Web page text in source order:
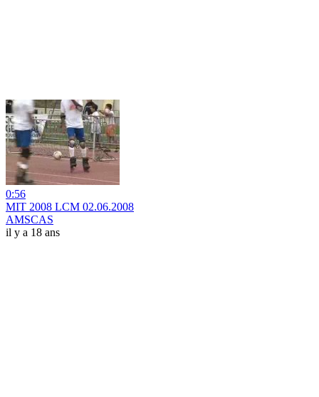
0:56
MIT 2008 LCM 02.06.2008
AMSCAS
il y a 18 ans